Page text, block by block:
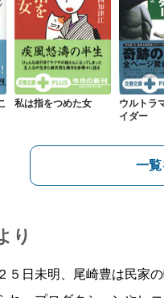
私は指をつめた女
ウルトラ
イダー
一覧
り
５日未明、尾崎豊は民家